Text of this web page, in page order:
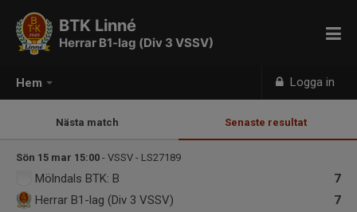
Hem Logga in
BTK Linné
Herrar B1-lag (Div 3 VSSV)
Nästa match Senaste resultat
Sön 15 mar 15:00 - VSSV - LS27189
7
Mölndals BTK: B
7
Herrar B1-lag (Div 3 VSSV)